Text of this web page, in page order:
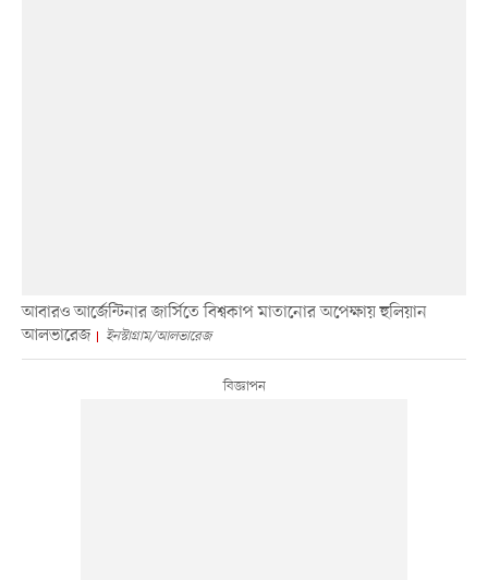
আবারও আর্জেন্টিনার জার্সিতে বিশ্বকাপ মাতানোর অপেক্ষায় হুলিয়ান
আলভারেজ
ইনস্টাগ্রাম/আলভারেজ